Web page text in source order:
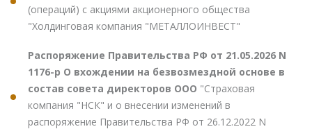
(операций) с акциями акционерного общества
"Холдинговая компания "МЕТАЛЛОИНВЕСТ"
Распоряжение Правительства РФ от 21.05.2026 N
1176-р О вхождении на безвозмездной основе в
состав совета директоров ООО "Страховая
компания "НСК" и о внесении изменений в
распоряжение Правительства РФ от 26.12.2022 N